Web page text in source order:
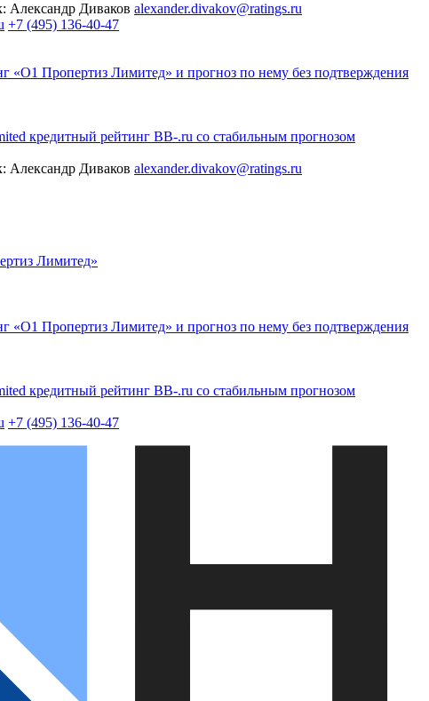
Александр Диваков alexander.divakov@ratings.ru
+7 (495) 136-40-47
«О1 Пропертиз Лимитед» и прогноз по нему без подтверждения
кредитный рейтинг BB-.ru со стабильным прогнозом
Александр Диваков alexander.divakov@ratings.ru
Лимитед»
«О1 Пропертиз Лимитед» и прогноз по нему без подтверждения
кредитный рейтинг BB-.ru со стабильным прогнозом
+7 (495) 136-40-47